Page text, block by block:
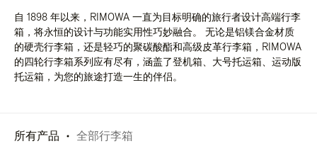
自 1898 年以来，RIMOWA 一直为目标明确的旅行者设计高端行李
箱，将永恒的设计与功能实用性巧妙融合。 无论是铝镁合金材质
的硬壳行李箱，还是轻巧的聚碳酸酯和高级皮革行李箱，RIMOWA
的四轮行李箱系列应有尽有，涵盖了登机箱、大号托运箱、运动版
托运箱，为您的旅途打造一生的伴侣。
所有产品 全部行李箱